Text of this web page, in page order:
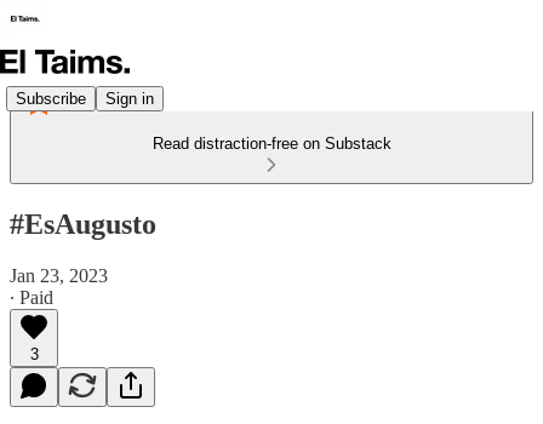
Subscribe Sign in
Read distraction-free on Substack
#EsAugusto
Jan 23, 2023
∙ Paid
3